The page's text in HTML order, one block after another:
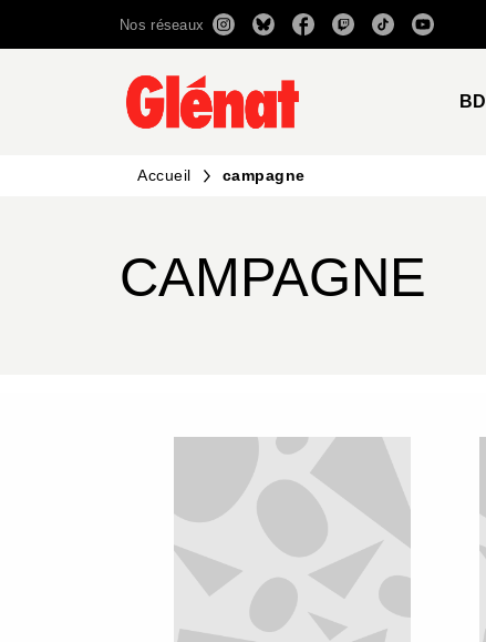
RECHERCHE CONTENU
Nos réseaux
BD
Accueil campagne
CAMPAGNE